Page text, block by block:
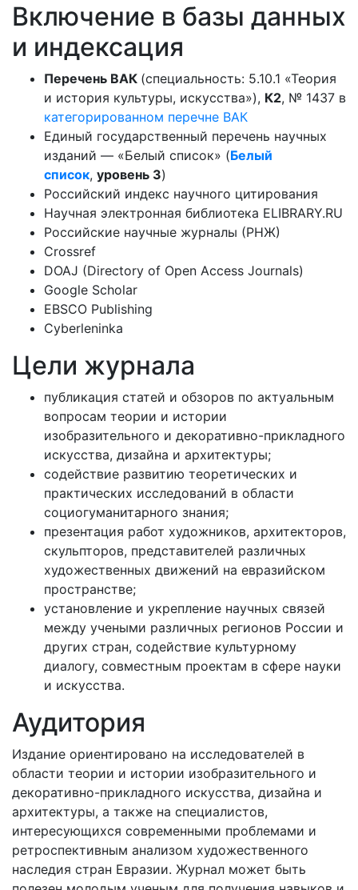
Включение в базы данных
и индексация
Перечень ВАК (специальность: 5.10.1 «Теория
и история культуры, искусства»), К2, № 1437 в
категорированном перечне ВАК
Единый государственный перечень научных
изданий — «Белый список» (Белый
список, уровень 3)
Российский индекс научного цитирования
Научная электронная библиотека ELIBRARY.RU
Российские научные журналы (РНЖ)
Crossref
DOAJ (Directory of Open Access Journals)
Google Scholar
EBSCO Publishing
Cyberleninka
Цели журнала
публикация статей и обзоров по актуальным
вопросам теории и истории
изобразительного и декоративно-прикладного
искусства, дизайна и архитектуры;
содействие развитию теоретических и
практических исследований в области
социогуманитарного знания;
презентация работ художников, архитекторов,
скульпторов, представителей различных
художественных движений на евразийском
пространстве;
установление и укрепление научных связей
между учеными различных регионов России и
других стран, содействие культурному
диалогу, совместным проектам в сфере науки
и искусства.
Аудитория
Издание ориентировано на исследователей в
области теории и истории изобразительного и
декоративно-прикладного искусства, дизайна и
архитектуры, а также на специалистов,
интересующихся современными проблемами и
ретроспективным анализом художественного
наследия стран Евразии. Журнал может быть